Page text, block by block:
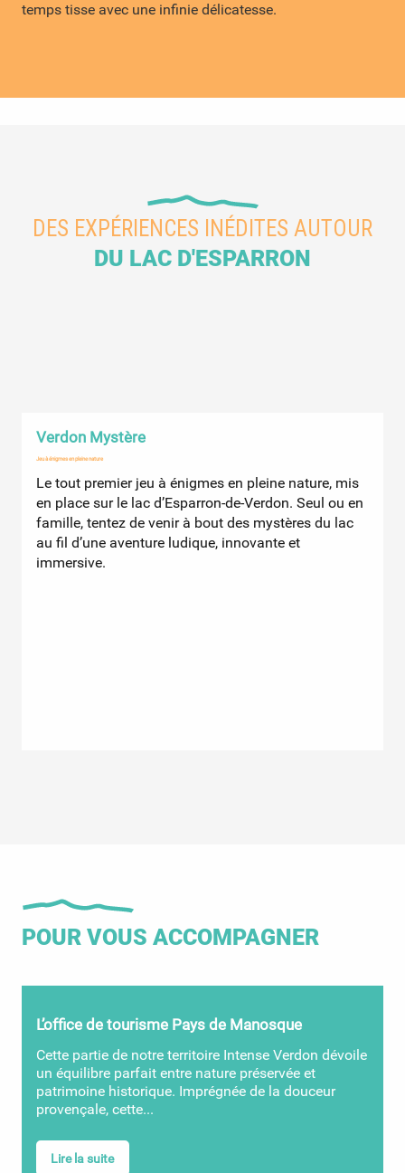
temps tisse avec une infinie délicatesse.
DES EXPÉRIENCES INÉDITES AUTOUR
DU LAC D'ESPARRON
Verdon Mystère
Jeu à énigmes en pleine nature
Le tout premier jeu à énigmes en pleine nature, mis
en place sur le lac d’Esparron-de-Verdon. Seul ou en
famille, tentez de venir à bout des mystères du lac
au fil d’une aventure ludique, innovante et
immersive.
POUR VOUS ACCOMPAGNER
L’office de tourisme Pays de Manosque
Cette partie de notre territoire Intense Verdon dévoile
un équilibre parfait entre nature préservée et
patrimoine historique. Imprégnée de la douceur
provençale, cette...
Lire la suite